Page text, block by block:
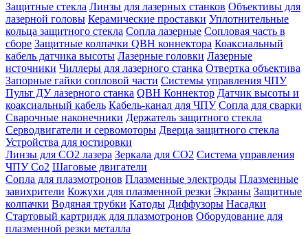
Защитные стекла Линзы для лазерных станков Объективы для
лазерной головы Керамические проставки Уплотнительные
кольца защитного стекла Сопла лазерные Сопловая часть в
сборе Защитные колпачки QBH коннектора Коаксиальный
кабель датчика высоты Лазерные головки Лазерные
источники Чиллеры для лазерного станка Отвертка объектива
Запорные гайки сопловой части Системы управления ЧПУ
Пульт ДУ лазерного станка QBH Коннектор Датчик высоты и
коаксиальный кабель Кабель-канал для ЧПУ Сопла для сварки
Сварочные наконечники Держатель защитного стекла
Серводвигатели и сервомоторы Дверца защитного стекла
Устройства для юстировки
Линзы для СО2 лазера Зеркала для СО2 Система управления
ЧПУ Co2 Шаговые двигатели
Сопла для плазмотронов Плазменные электроды Плазменные
завихрители Кожухи для плазменной резки Экраны Защитные
колпачки Водяная трубки Катоды Диффузоры Насадки
Стартовый картридж для плазмотронов Оборудование для
плазменной резки металла